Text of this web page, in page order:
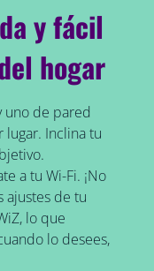
y fácil
hogar
uno de pared
lugar. Inclina tu
a tu Wi-Fi. ¡No
ajustes de tu
lo que
lo desees,